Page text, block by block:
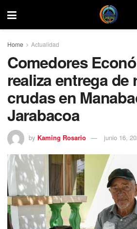
Home Actualidad
Comedores
realiza entrega de
crudas en
Jarabacoa
by Kaming Rosario junio 16,